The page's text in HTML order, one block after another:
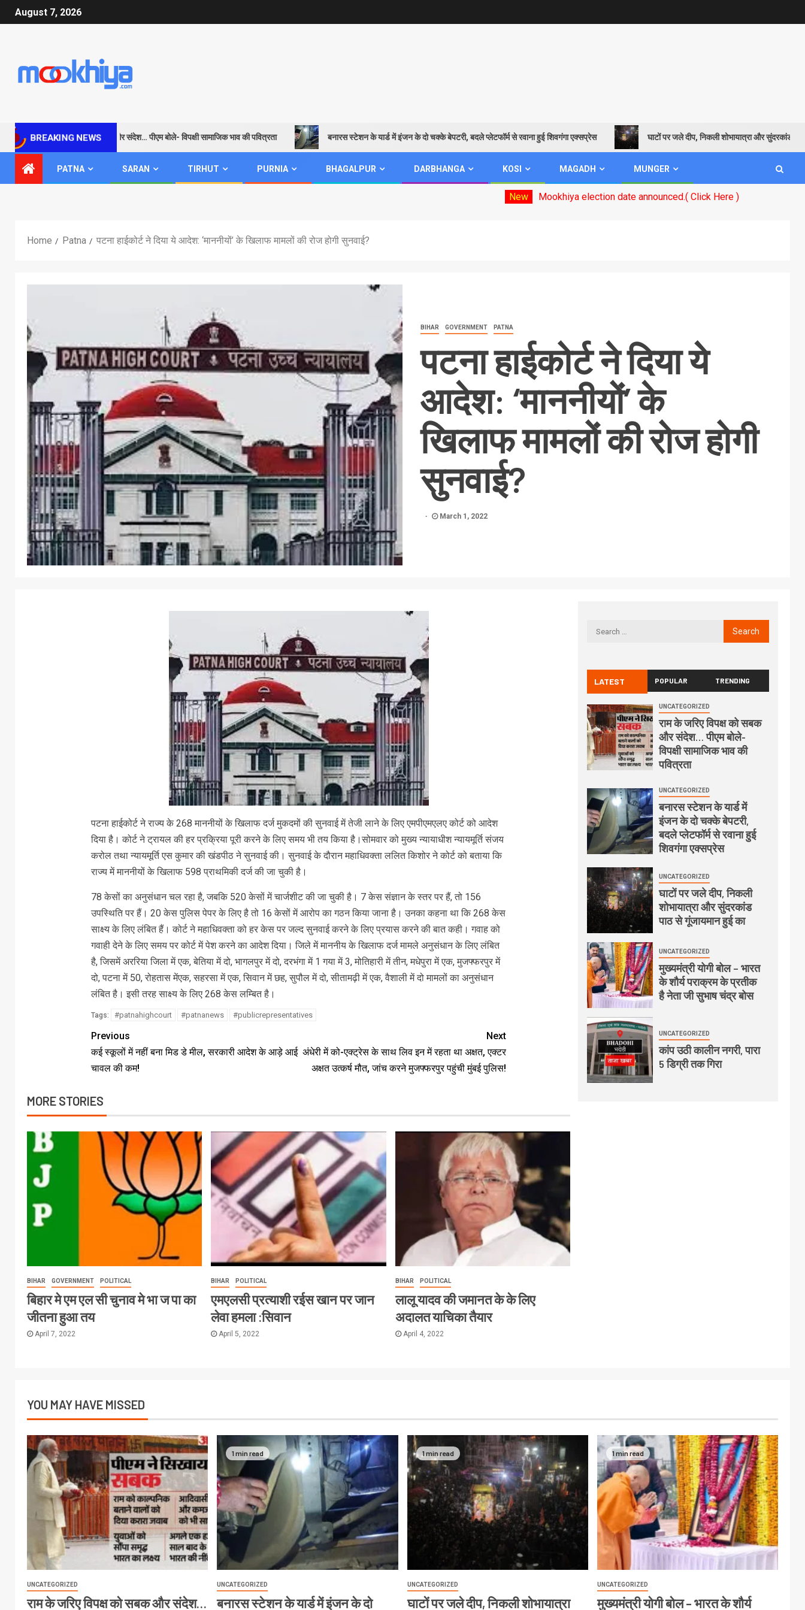
August 7, 2026
BREAKING NEWS
राम के जरिए विपक्ष को सबक और संदेश… पीएम बोले- विपक्षी सामाजिक भाव की पवित्रता बनारस स्टेशन के यार्ड में इंजन के दो चक्के बेपटरी, बदले प्लेटफॉर्म से रवाना हुई शिवगंगा एक्सप्रेस घाटों पर जले दीप, निकली शोभायात्रा और सुंदरकांड पाठ से
PATNA SARAN TIRHUT PURNIA BHAGALPUR DARBHANGA KOSI MAGADH MUNGER
Mookhiya election date announced.( Click Here )
Home Patna पटना हाईकोर्ट ने दिया ये आदेश: ‘माननीयों’ के खिलाफ मामलों की रोज होगी सुनवाई?
BIHAR GOVERNMENT PATNA
पटना हाईकोर्ट ने दिया ये
आदेश: ‘माननीयों’ के
खिलाफ मामलों की रोज होगी
सुनवाई?
March 1, 2022
पटना हाईकोर्ट ने राज्य के 268 माननीयों के खिलाफ दर्ज मुकदमों की सुनवाई में तेजी लाने के लिए एमपीएमएलए कोर्ट को आदेश
दिया है। कोर्ट ने ट्रायल की हर प्रक्रिया पूरी करने के लिए समय भी तय किया है।सोमवार को मुख्य न्यायाधीश न्यायमूर्ति संजय
करोल तथा न्यायमूर्ति एस कुमार की खंडपीठ ने सुनवाई की। सुनवाई के दौरान महाधिवक्ता ललित किशोर ने कोर्ट को बताया कि
राज्य में माननीयों के खिलाफ 598 प्राथमिकी दर्ज की जा चुकी है।
78 केसों का अनुसंधान चल रहा है, जबकि 520 केसों में चार्जशीट की जा चुकी है। 7 केस संज्ञान के स्तर पर हैं, तो 156
उपस्थिति पर हैं। 20 केस पुलिस पेपर के लिए है तो 16 केसों में आरोप का गठन किया जाना है। उनका कहना था कि 268 केस
साक्ष्य के लिए लंबित हैं। कोर्ट ने महाधिवक्ता को हर केस पर जल्द सुनवाई करने के लिए प्रयास करने की बात कही। गवाह को
गवाही देने के लिए समय पर कोर्ट में पेश करने का आदेश दिया। जिले में माननीय के खिलाफ दर्ज मामले अनुसंधान के लिए लंबित
है, जिसमें अररिया जिला में एक, बेतिया में दो, भागलपुर में दो, दरभंगा में 1 गया में 3, मोतिहारी में तीन, मधेपुरा में एक, मुजफ्फरपुर में
दो, पटना में 50, रोहतास मेंएक, सहरसा में एक, सिवान में छह, सुपौल में दो, सीतामढ़ी में एक, वैशाली में दो मामलों का अनुसंधान
लंबित है। इसी तरह साक्ष्य के लिए 268 केस लम्बित है।
Tags: #patnahighcourt #patnanews #publicrepresentatives
Previous
कई स्कूलों में नहीं बना मिड डे मील, सरकारी आदेश के आड़े आई
चावल की कम!
Next
अंधेरी में को-एक्ट्रेस के साथ लिव इन में रहता था अक्षत, एक्टर
अक्षत उत्कर्ष मौत, जांच करने मुजफ्फरपुर पहुंची मुंबई पुलिस!
MORE STORIES
BIHAR GOVERNMENT POLITICAL
बिहार मे एम एल सी चुनाव मे भा ज पा का
जीतना हुआ तय
April 7, 2022
BIHAR POLITICAL
एमएलसी प्रत्याशी रईस खान पर जान
लेवा हमला :सिवान
April 5, 2022
BIHAR POLITICAL
लालू यादव की जमानत के के लिए
अदालत याचिका तैयार
April 4, 2022
LATEST POPULAR TRENDING
UNCATEGORIZED
राम के जरिए विपक्ष को सबक
और संदेश… पीएम बोले-
विपक्षी सामाजिक भाव की
पवित्रता
UNCATEGORIZED
बनारस स्टेशन के यार्ड में
इंजन के दो चक्के बेपटरी,
बदले प्लेटफॉर्म से रवाना हुई
शिवगंगा एक्सप्रेस
UNCATEGORIZED
घाटों पर जले दीप, निकली
शोभायात्रा और सुंदरकांड
पाठ से गूंजायमान हुई का
UNCATEGORIZED
मुख्यमंत्री योगी बोल – भारत
के शौर्य पराक्रम के प्रतीक
है नेता जी सुभाष चंद्र बोस
UNCATEGORIZED
कांप उठी कालीन नगरी, पारा
5 डिग्री तक गिरा
YOU MAY HAVE MISSED
UNCATEGORIZED
राम के जरिए विपक्ष को सबक और संदेश…
1 min read
UNCATEGORIZED
बनारस स्टेशन के यार्ड में इंजन के दो
1 min read
UNCATEGORIZED
घाटों पर जले दीप, निकली शोभायात्रा
1 min read
UNCATEGORIZED
मुख्यमंत्री योगी बोल – भारत के शौर्य